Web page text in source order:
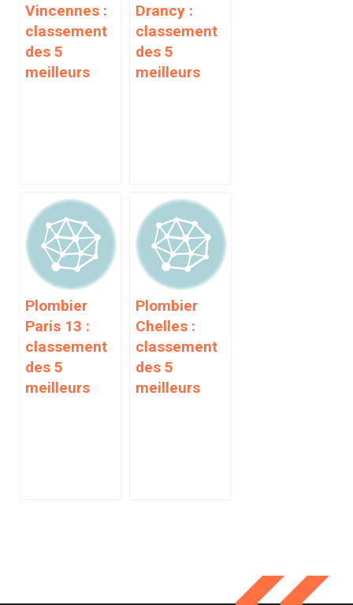
Vincennes :
classement
des 5
meilleurs
Drancy :
classement
des 5
meilleurs
Plombier
Paris 13 :
classement
des 5
meilleurs
Plombier
Chelles :
classement
des 5
meilleurs